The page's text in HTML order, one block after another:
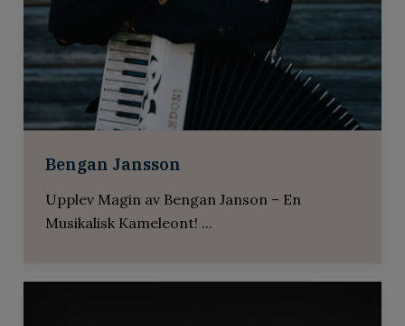
Tommy Körberg
Tommy Körberg har Sveriges absolut mest
omfångsrika musikaliska ...
Bengan Jansson
Upplev Magin av Bengan Janson – En
Musikalisk Kameleont! ...